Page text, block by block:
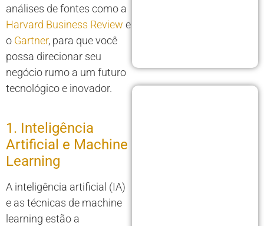
análises de fontes como a
Harvard Business Review e
o Gartner, para que você
possa direcionar seu
negócio rumo a um futuro
tecnológico e inovador.
1. Inteligência
Artificial e Machine
Learning
A inteligência artificial (IA)
e as técnicas de machine
learning estão a